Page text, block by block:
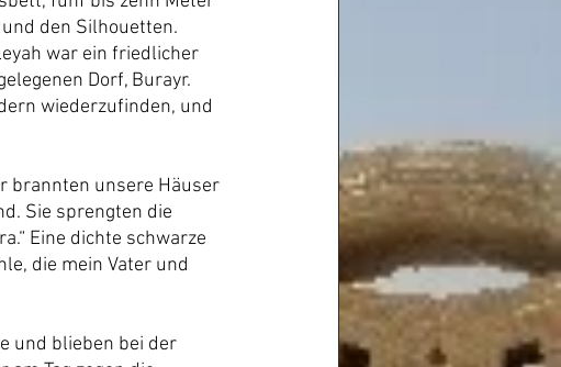
den Silhouetten.
war ein friedlicher
Dorf, Burayr.
wiederzufinden, und
brannten unsere Häuser
Sie sprengten die
Eine dichte schwarze
die mein Vater und
und blieben bei der